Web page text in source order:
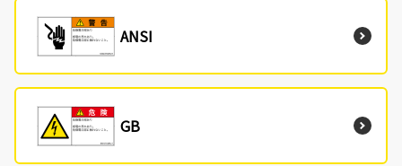
ANSI
GB